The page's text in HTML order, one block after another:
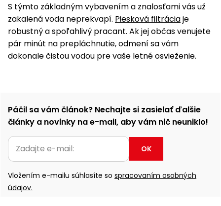
S týmto základným vybavením a znalosťami vás už
zakalená voda neprekvapí. Piesková filtráciaje
robustný a spoľahlivý pracant. Ak jej občas venujete
pár minút na prepláchnutie, odmení sa vám
dokonale čistou vodou pre vaše letné osvieženie.
Páčil sa vám článok? Nechajte si zasielať ďalšie
články a novinky na e-mail, aby vám nič neuniklo!
OK
Vložením e-mailu súhlasíte so spracovaním osobných
údajov.